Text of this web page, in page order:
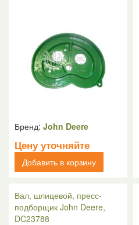
Бренд: John Deere
Цену уточняйте
Добавить в корзину
Вал, шлицевой, пресс-
подборщик John Deere,
DC23788